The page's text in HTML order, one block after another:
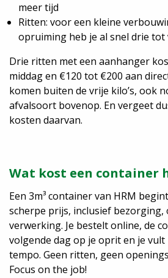
meer tijd
Ritten: voor een kleine
opruiming heb je al snel drie
Drie ritten met een aanhanger
middag en €120 tot €200 aan
komen buiten de vrije kilo’s, ook
afvalsoort bovenop. En vergeet
kosten daarvan.
Wat kost een container
Een 3m³ container van HRM
scherpe prijs, inclusief bezorging,
verwerking. Je bestelt online, de
volgende dag op je oprit en je
tempo. Geen ritten, geen
Focus on the job!